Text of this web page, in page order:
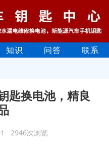
知识 问答 联系
匙换电池，精良
2946次浏览